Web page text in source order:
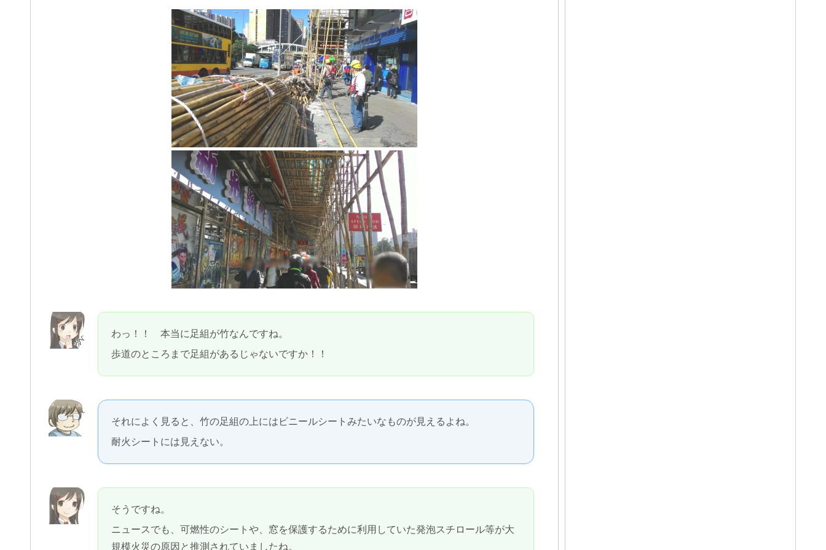
わっ！！ 本当に足組が竹なんですね。
歩道のところまで足組があるじゃないですか！！
それによく見ると、竹の足組の上にはビニールシートみたいなものが見えるよね。
耐火シートには見えない。
そうですね。
ニュースでも、可燃性のシートや、窓を保護するために利用していた発泡スチロール等が大
規模火災の原因と推測されていましたね。